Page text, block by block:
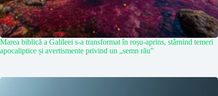
Marea biblică a Galileei s-a transformat în roșu-aprins, stârnind temeri
apocaliptice și avertismente privind un „semn rău”